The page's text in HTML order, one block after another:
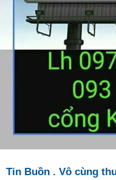
Tin Buồn . Vô cùng